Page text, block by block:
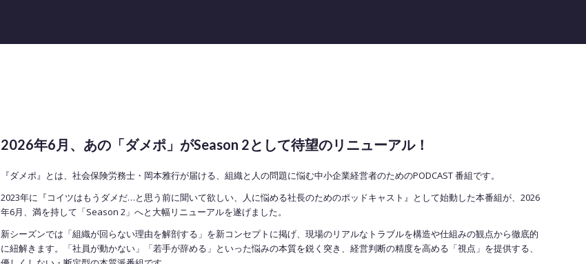
2026年6月、あの「ダメポ」がSeason 2として待望のリニューアル！
『ダメポ』とは、社会保険労務士・岡本雅行が届ける、組織と人の問題に悩む中小企業経営者のためのPODCAST番組です。
2023年に『コイツはもうダメだ…と思う前に聞いて欲しい、人に悩める社長のためのポッドキャスト』として始動した本番組が、2026
年6月、満を持して「Season 2」へと大幅リニューアルを遂げました。
新シーズンでは「組織が回らない理由を解剖する」を新コンセプトに掲げ、現場のリアルなトラブルを構造や仕組みの観点から徹底的
に紐解きます。「社員が動かない」「若手が辞める」といった悩みの本質を鋭く突き、経営判断の精度を高める「視点」を提供する、